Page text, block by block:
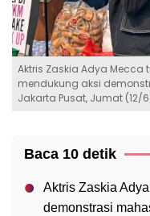
Aktris Zaskia Adya
mendukung aksi
Jakarta Pusat, Jumat
Baca 10 detik
Aktris Zaskia
demonstrasi